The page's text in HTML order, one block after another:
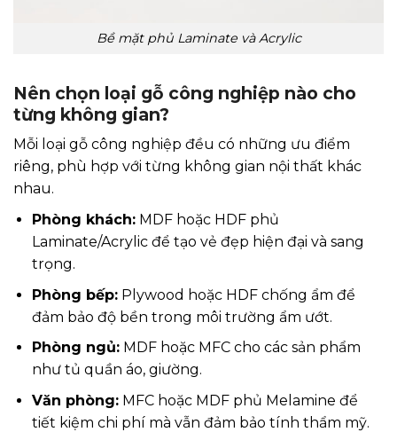
Bề mặt phủ Laminate và Acrylic
Nên chọn loại gỗ công nghiệp nào cho
từng không gian?
Mỗi loại gỗ công nghiệp đều có những ưu điểm
riêng, phù hợp với từng không gian nội thất khác
nhau.
Phòng khách:MDF hoặc HDF phủ
Laminate/Acrylic để tạo vẻ đẹp hiện đại và sang
trọng.
Phòng bếp:Plywood hoặc HDF chống ẩm để
đảm bảo độ bền trong môi trường ẩm ướt.
Phòng ngủ:MDF hoặc MFC cho các sản phẩm
như tủ quần áo, giường.
Văn phòng:MFC hoặc MDF phủ Melamine để
tiết kiệm chi phí mà vẫn đảm bảo tính thẩm mỹ.